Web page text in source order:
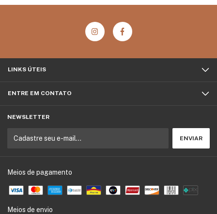
LINKS ÚTEIS
ENTRE EM CONTATO
NEWSLETTER
Meios de pagamento
Meios de envio